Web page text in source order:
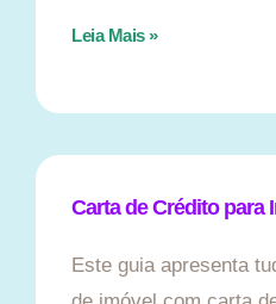
Leia Mais »
Carta de Crédito para
Este guia apresenta